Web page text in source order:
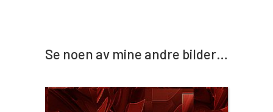
Se noen av mine andre bilder…